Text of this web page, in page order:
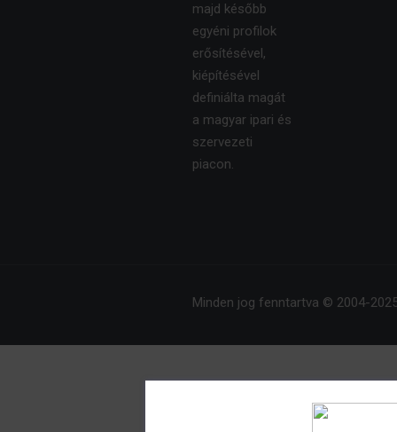
majd később
egyéni profilok
erősítésével,
kiépítésével
definiálta magát
a magyar ipari és
szervezeti
piacon.
Minden jog fenntartva © 2004-